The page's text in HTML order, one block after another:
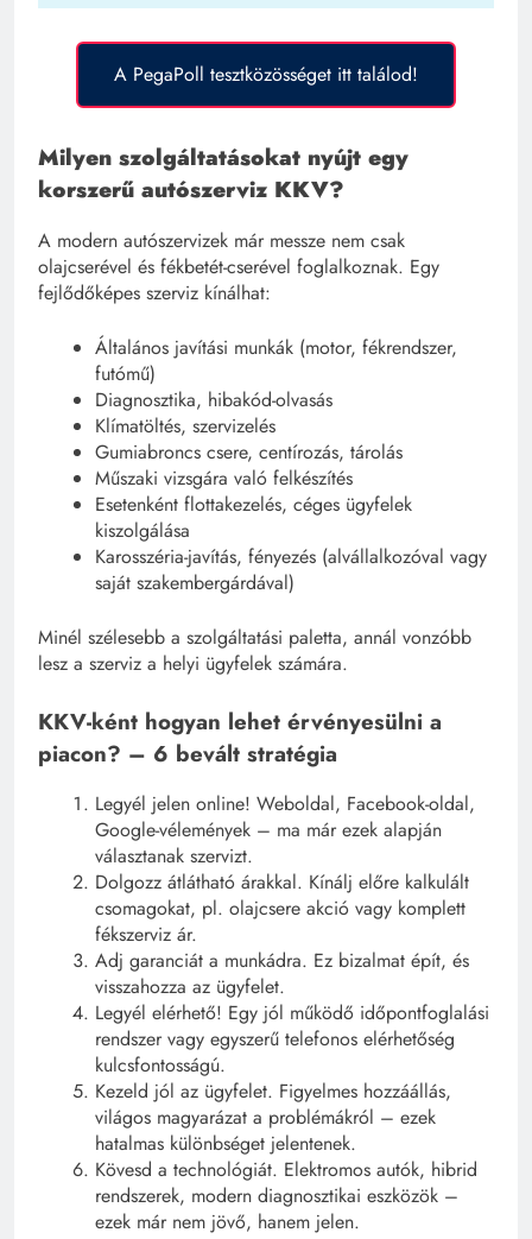
A PegaPoll tesztközösséget itt találod!
Milyen szolgáltatásokat nyújt egy
korszerű autószerviz KKV?
A modern autószervizek már messze nem csak
olajcserével és fékbetét-cserével foglalkoznak. Egy
fejlődőképes szerviz kínálhat:
Általános javítási munkák (motor, fékrendszer,
futómű)
Diagnosztika, hibakód-olvasás
Klímatöltés, szervizelés
Gumiabroncs csere, centírozás, tárolás
Műszaki vizsgára való felkészítés
Esetenként flottakezelés, céges ügyfelek
kiszolgálása
Karosszéria-javítás, fényezés (alvállalkozóval vagy
saját szakembergárdával)
Minél szélesebb a szolgáltatási paletta, annál vonzóbb
lesz a szerviz a helyi ügyfelek számára.
KKV-ként hogyan lehet érvényesülni a
piacon? – 6 bevált stratégia
Legyél jelen online! Weboldal, Facebook-oldal,
Google-vélemények – ma már ezek alapján
választanak szervizt.
Dolgozz átlátható árakkal. Kínálj előre kalkulált
csomagokat, pl. olajcsere akció vagy komplett
fékszerviz ár.
Adj garanciát a munkádra. Ez bizalmat épít, és
visszahozza az ügyfelet.
Legyél elérhető! Egy jól működő időpontfoglalási
rendszer vagy egyszerű telefonos elérhetőség
kulcsfontosságú.
Kezeld jól az ügyfelet. Figyelmes hozzáállás,
világos magyarázat a problémákról – ezek
hatalmas különbséget jelentenek.
Kövesd a technológiát. Elektromos autók, hibrid
rendszerek, modern diagnosztikai eszközök –
ezek már nem jövő, hanem jelen.